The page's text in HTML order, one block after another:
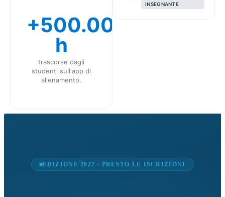
+500.000
h
trascorse dagli
studenti sull'app di
allenamento.
INSEGNANTE
EDIZIONE 2027 · PRESTO LE ISCRIZIONI